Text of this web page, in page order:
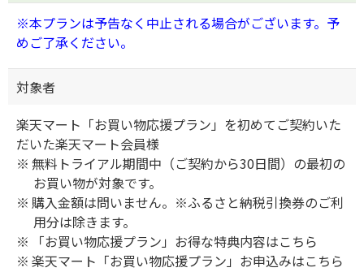
※本プランは予告なく中止される場合がございます。予
めご了承ください。
対象者
楽天マート「お買い物応援プラン」を初めてご契約いた
だいた楽天マート会員様
無料トライアル期間中（ご契約から30日間）の最初の
お買い物が対象です。
購入金額は問いません。※ふるさと納税引換券のご利
用分は除きます。
「お買い物応援プラン」お得な特典内容はこちら
楽天マート「お買い物応援プラン」お申込みはこちら